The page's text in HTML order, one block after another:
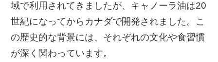
域で利用されてきましたが、キャノーラ油は20
世紀になってからカナダで開発されました。こ
の歴史的な背景には、それぞれの文化や食習慣
が深く関わっています。